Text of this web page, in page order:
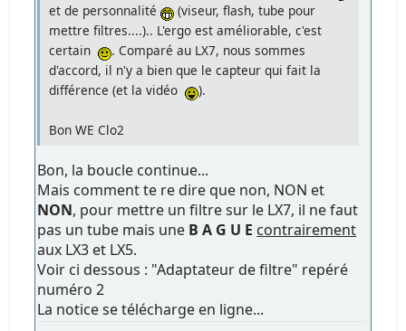
et de personnalité
(viseur, flash, tube pour
mettre filtres....).. L'ergo est améliorable, c'est
certain
. Comparé au LX7, nous sommes
d'accord, il n'y a bien que le capteur qui fait la
différence (et la vidéo
).
Bon WE Clo2
Bon, la boucle continue...
Mais comment te re dire que non, NON et
NON, pour mettre un filtre sur le LX7, il ne faut
pas un tube mais une B A G U E contrairement
aux LX3 et LX5.
Voir ci dessous : "Adaptateur de filtre" repéré
numéro 2
La notice se télécharge en ligne...